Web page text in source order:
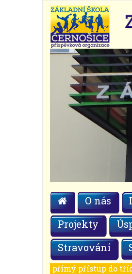
O nás
Projekty
Stravování
přímý přístup do